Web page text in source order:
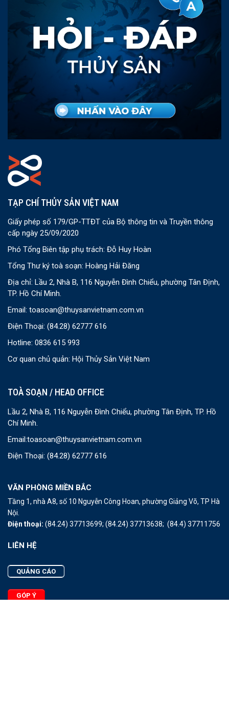
TẠP CHÍ THỦY SẢN VIỆT NAM
Giấy phép số 179/GP-TTĐT của Bộ thông tin và Truyền thông
cấp ngày 25/09/2020
Phó Tổng Biên tập phụ trách: Đỗ Huy Hoàn
Tổng Thư ký toà soạn: Hoàng Hải Đăng
Địa chỉ: Lầu 2, Nhà B, 116 Nguyễn Đình Chiểu, phường Tân Định,
TP. Hồ Chí Minh.
Email: toasoan@thuysanvietnam.com.vn
Điện Thoại: (84.28) 62777 616
Hotline: 0836 615 993
Cơ quan chủ quản: Hội Thủy Sản Việt Nam
TOÀ SOẠN / HEAD OFFICE
Lầu 2, Nhà B, 116 Nguyễn Đình Chiểu, phường Tân Định, TP. Hồ
Chí Minh.
Email:toasoan@thuysanvietnam.com.vn
Điện Thoại: (84.28) 62777 616
VĂN PHÒNG MIỀN BẮC
Tầng 1, nhà A8, số 10 Nguyễn Công Hoan, phường Giảng Võ, TP Hà
Nội.
Điện thoại: (84.24) 37713699; (84.24) 37713638; (84.4) 37711756
LIÊN HỆ
QUẢNG CÁO
GÓP Ý